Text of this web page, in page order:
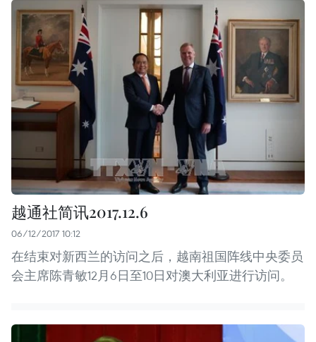
越通社简讯2017.12.6
06/12/2017 10:12
在结束对新西兰的访问之后，越南祖国阵线中央委员
会主席陈青敏12月6日至10日对澳大利亚进行访问。